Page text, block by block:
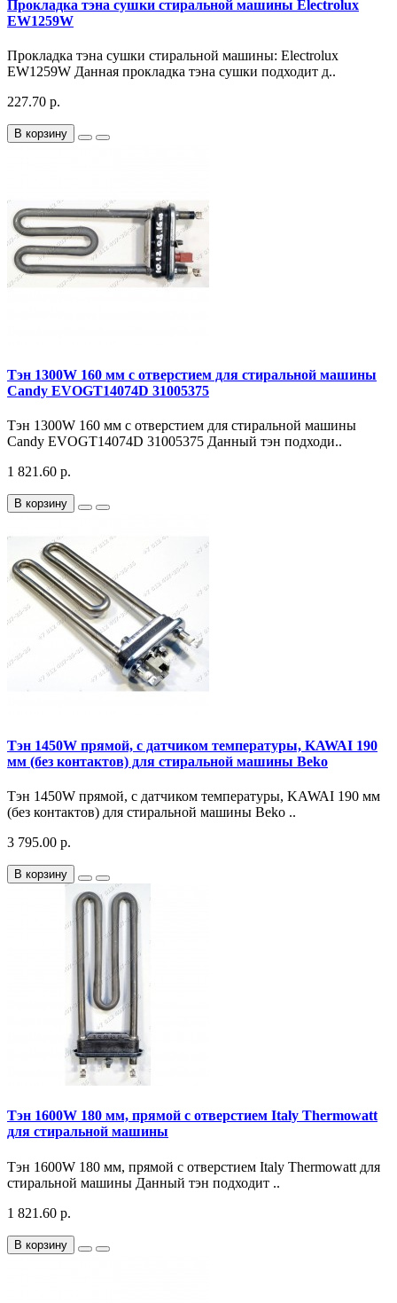
Прокладка тэна сушки стиральной машины Electrolux
EW1259W
Прокладка тэна сушки стиральной машины: Electrolux
EW1259W Данная прокладка тэна сушки подходит д..
227.70 р.
В корзину
Тэн 1300W 160 мм с отверстием для стиральной машины
Candy EVOGT14074D 31005375
Тэн 1300W 160 мм с отверстием для стиральной машины
Candy EVOGT14074D 31005375 Данный тэн подходи..
1 821.60 р.
В корзину
Тэн 1450W прямой, с датчиком температуры, KAWAI 190
мм (без контактов) для стиральной машины Beko
Тэн 1450W прямой, с датчиком температуры, KAWAI 190 мм
(без контактов) для стиральной машины Beko ..
3 795.00 р.
В корзину
Тэн 1600W 180 мм, прямой с отверстием Italy Thermowatt
для стиральной машины
Тэн 1600W 180 мм, прямой с отверстием Italy Thermowatt для
стиральной машины Данный тэн подходит ..
1 821.60 р.
В корзину